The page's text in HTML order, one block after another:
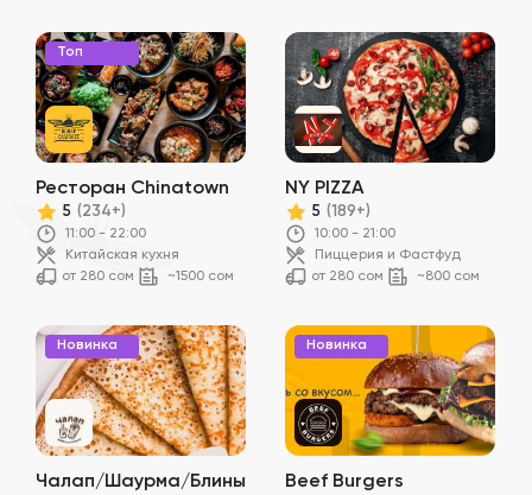
Топ
Ресторан Chinatown
5 (234+)
11:00 - 22:00
Китайская кухня
от 280 сом
~1500 сом
NY PIZZA
5 (189+)
10:00 - 21:00
Пиццерия и Фастфуд
от 280 сом
~800 сом
Новинка
Чалап/Шаурма/Блины
Новинка
Beef Burgers